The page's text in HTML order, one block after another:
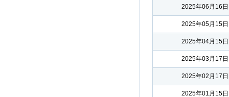
2025年06月16日
2025年05月15日
2025年04月15日
2025年03月17日
2025年02月17日
2025年01月15日